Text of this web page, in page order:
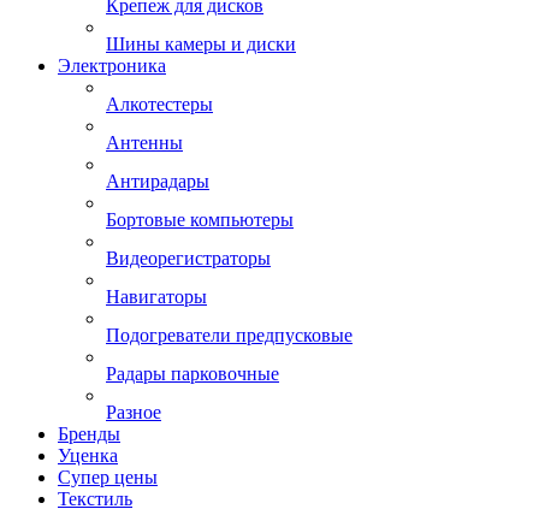
Крепеж для дисков
Шины камеры и диски
Электроника
Алкотестеры
Антенны
Антирадары
Бортовые компьютеры
Видеорегистраторы
Навигаторы
Подогреватели предпусковые
Радары парковочные
Разное
Бренды
Уценка
Супер цены
Текстиль